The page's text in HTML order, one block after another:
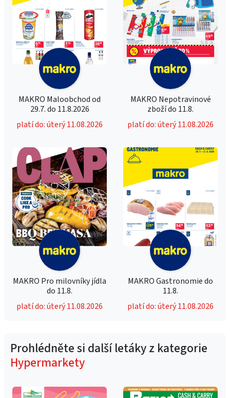
MAKRO Maloobchod od
29.7. do 11.8.2026
platí do: úterý 11.08.2026
MAKRO Nepotravinové
zboží do 11.8.
platí do: úterý 11.08.2026
MAKRO Pro milovníky jídla
do 11.8.
platí do: úterý 11.08.2026
MAKRO Gastronomie do
11.8.
platí do: úterý 11.08.2026
Prohlédněte si další letáky z kategorie
Hypermarkety